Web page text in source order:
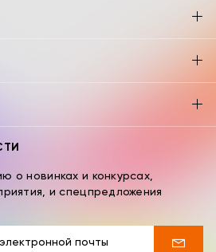
о новинках и конкурсах,
и спецпредложения